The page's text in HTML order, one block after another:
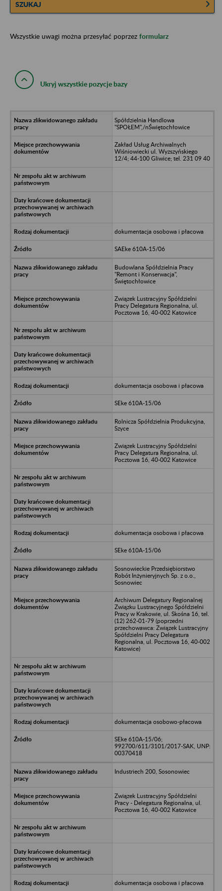
SZUKAJ
Wszystkie uwagi można przesyłać poprzez formularz
Ukryj wszystkie pozycje bazy
Spółdzielnia Handlowa
"SPOŁEM",/nŚwiętochłowice
Zakład Usług Archiwalnych
Wiśniowiecki ul. Wyzszyńskiego
12/4; 44-100 Gliwice; tel. 231 09 40
dokumentacja osobowa i płacowa
SAEke 610A-15/06
Budowlana Spółdzielnia Pracy
"Remont i Konserwacja",
Świętochłowice
Związek Lustracyjny Spółdzielni
Pracy Delegatura Regionalna, ul.
Pocztowa 16, 40-002 Katowice
dokumentacja osobowa i płacowa
SEke 610A-15/06
Rolnicza Spółdzielnia Produkcyjna,
Szyce
Związek Lustracyjny Spółdzielni
Pracy Delegatura Regionalna, ul.
Pocztowa 16, 40-002 Katowice
dokumentacja osobowa i płacowa
SEke 610A-15/06
Sosnowieckie Przedsiębiorstwo
Robót Inżynieryjnych Sp. z o.o.,
Sosnowiec
Archiwum Delegatury Regionalnej
Związku Lustracyjnego Spółdzielni
Pracy w Krakowie, ul. Skośna 16, tel.
(12) 262-01-79 (poprzedni
przechowawca: Związek Lustracyjny
Spółdzielni Pracy Delegatura
Regionalna, ul. Pocztowa 16, 40-002
Katowice)
dokumentacja osobowo-płacowa
SEke 610A-15/06;
992700/611/3101/2017-SAK, UNP:
00370418
Industriech 200, Sosonowiec
Związek Lustracyjny Spółdzielni
Pracy - Delegatura Regionalna, ul.
Pocztowa 16, 40-002 Katowice
dokumentacja osobowa i płacowa